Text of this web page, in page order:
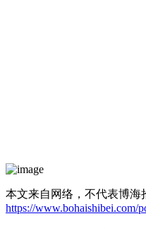
本文来自网络，不代表博海
https://www.bohaishibei.com/